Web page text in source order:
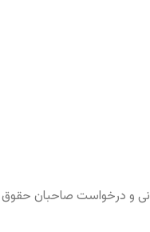
و درخواست صاحبان حقوق